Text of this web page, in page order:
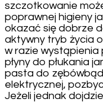
szczotkowanie
poprawnej higieny
okazać się dobrze
aktywny tryb życia
w razie wystąpienia
płyny do płukania
pasta do
elektrycznej,
Jeżeli jednak